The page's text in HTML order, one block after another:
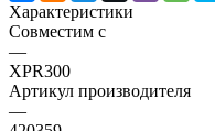
Характеристики
Совместим с
—
XPR300
Артикул производителя
—